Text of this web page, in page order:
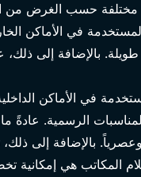
أعلام
مختلفة حسب الغرض من
في الأماكن
بالإضافة إلى ذلك،
في الأماكن
الرسمية. عادةً
المكاتب هي